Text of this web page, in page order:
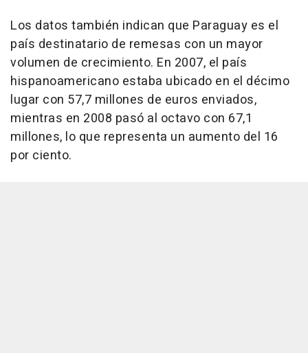
Los datos también indican que Paraguay es el
país destinatario de remesas con un mayor
volumen de crecimiento. En 2007, el país
hispanoamericano estaba ubicado en el décimo
lugar con 57,7 millones de euros enviados,
mientras en 2008 pasó al octavo con 67,1
millones, lo que representa un aumento del 16
por ciento.